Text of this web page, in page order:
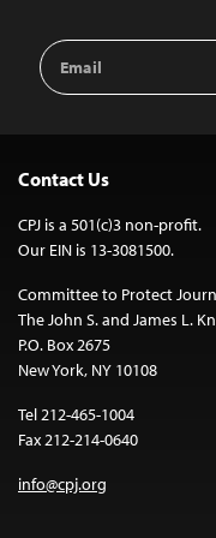
Email
Address
Contact Us
CPJ is a 501(c)3 non-profit.
Our EIN is 13-3081500.
Committee to Protect
The John S. and James L.
P.O. Box 2675
New York, NY 10108
Tel 212-465-1004
Fax 212-214-0640
info@cpj.org